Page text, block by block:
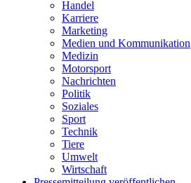
Handel
Karriere
Marketing
Medien und Kommunikation
Medizin
Motorsport
Nachrichten
Politik
Soziales
Sport
Technik
Tiere
Umwelt
Wirtschaft